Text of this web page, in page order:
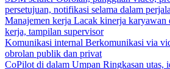
persetujuan, notifikasi selama dalam
Manajemen kerja Lacak kinerja karyawan
kerja, tampilan supervisor
Komunikasi internal Berkomunikasi via
obrolan publik dan privat
CoPilot di dalam Umpan Ringkasan utas,